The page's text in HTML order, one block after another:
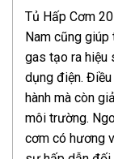
Tủ Hấp Cơm
Nam cũng
gas tạo ra hiệu
dụng điện.
hành mà còn
môi trường.
cơm có hương